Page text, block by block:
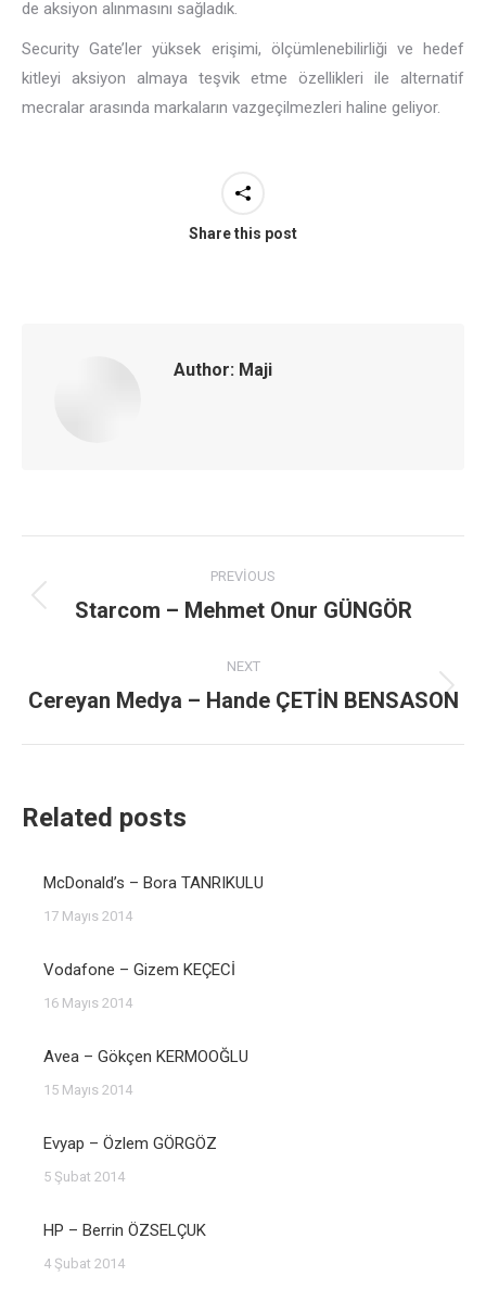
de aksiyon alınmasını sağladık.
Security Gate’ler yüksek erişimi, ölçümlenebilirliği ve hedef
kitleyi aksiyon almaya teşvik etme özellikleri ile alternatif
mecralar arasında markaların vazgeçilmezleri haline geliyor.
Share this post
Author: Maji
navigation
PREVIOUS
Previous
Starcom – Mehmet Onur GÜNGÖR
NEXT
Next
Cereyan Medya – Hande ÇETİN BENSASON
Related posts
McDonald’s – Bora TANRIKULU
17 Mayıs 2014
Vodafone – Gizem KEÇECİ
16 Mayıs 2014
Avea – Gökçen KERMOOĞLU
15 Mayıs 2014
Evyap – Özlem GÖRGÖZ
5 Şubat 2014
HP – Berrin ÖZSELÇUK
4 Şubat 2014